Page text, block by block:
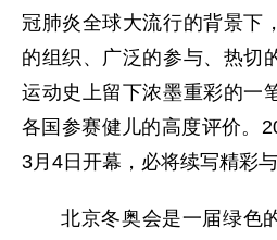
冠肺炎全球大流行的背景下
的组织、广泛的参与、热切
运动史上留下浓墨重彩的一
各国参赛健儿的高度评价。
3月4日开幕，必将续写精彩与
北京冬奥会是一届绿色